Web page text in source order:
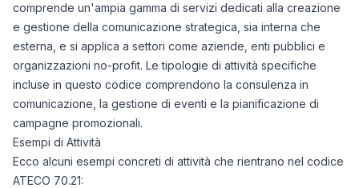
comprende un'ampia gamma di servizi dedicati alla creazione
e gestione della comunicazione strategica, sia interna che
esterna, e si applica a settori come aziende, enti pubblici e
organizzazioni no-profit. Le tipologie di attività specifiche
incluse in questo codice comprendono la consulenza in
comunicazione, la gestione di eventi e la pianificazione di
campagne promozionali.
Esempi di Attività
Ecco alcuni esempi concreti di attività che rientrano nel codice
ATECO 70.21: